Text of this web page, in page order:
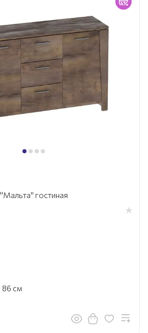
Тумба 2 дв. 3 ящ. "Мальта" гостиная
86 см